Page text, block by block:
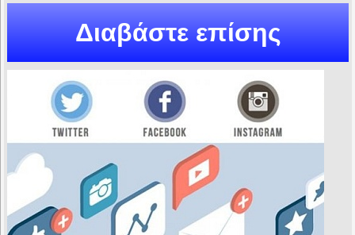
Διαβάστε επίσης